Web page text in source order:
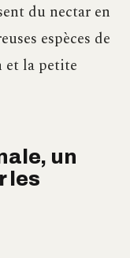
du nectar en
espèces de
et la petite
un
les